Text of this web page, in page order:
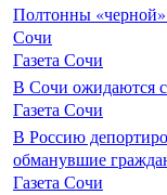
Полтонны
Сочи
Газета Сочи
В Сочи ожидаются
Газета Сочи
В Россию
обманувшие
Газета Сочи